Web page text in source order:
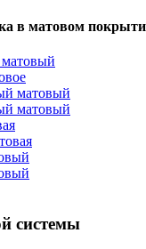
в матовом
системы